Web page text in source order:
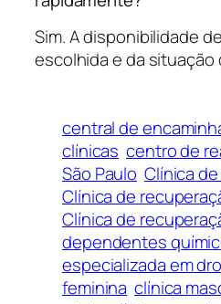
Sim. A disponibilidade
escolhida e da situação
central de
clínicas centro de
São Paulo Clínica
Clínica de
Clínica de
dependentes
especializada em
feminina clínica